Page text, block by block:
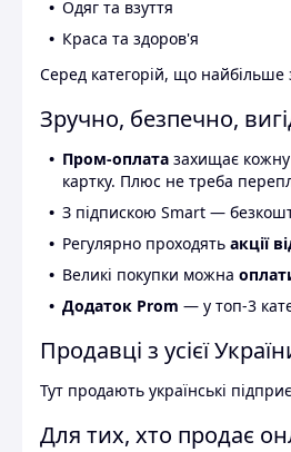
Одяг та взуття
Краса та здоров'я
Серед категорій, що найбільше
Зручно, безпечно,
Пром-оплата захищає
картку. Плюс не треба
З підпискою Smart —
Регулярно проходять акції
Великі покупки можна
Додаток Prom — у топ-3
Продавці з усієї
Тут продають українські
Для тих, хто продає